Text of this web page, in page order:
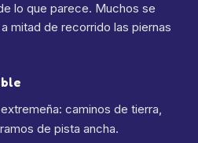
lo que parece. Muchos se
mitad de recorrido las piernas
caminos de tierra,
de pista ancha.